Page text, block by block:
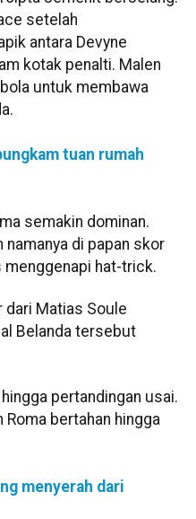
setelah
antara Devyne
kotak penalti. Malen
untuk membawa
tuan rumah
semakin dominan.
di papan skor
hat-trick.
dari Matias Soule
Belanda tersebut
pertandingan usai.
bertahan hingga
menyerah dari